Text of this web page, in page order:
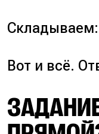
Складываем:
Вот и всё.